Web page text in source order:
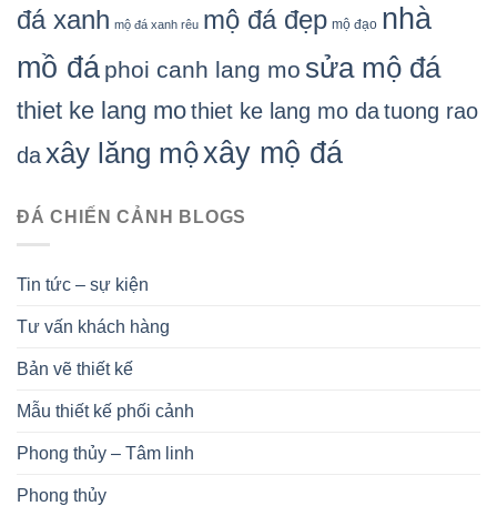
đá xanh mộ đá xanh rêu mộ đá đẹp mộ đạo nhà
mồ đá phoi canh lang mo sửa mộ đá
thiet ke lang mothiet ke lang mo datuong rao
daxây lăng mộxây mộ đá
ĐÁ CHIẾN CẢNH BLOGS
Tin tức – sự kiện
Tư vấn khách hàng
Bản vẽ thiết kế
Mẫu thiết kế phối cảnh
Phong thủy – Tâm linh
Phong thủy